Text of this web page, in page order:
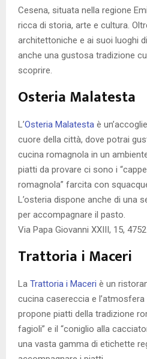
Cesena, situata nella regione
ricca di storia, arte e cultura.
architettoniche e ai suoi luoghi
anche una gustosa tradizione
scoprire.
Osteria Malatesta
L’Osteria Malatesta è
cuore della città, dove potrai
cucina romagnola in un
piatti da provare ci sono i
romagnola” farcita con
L’osteria dispone anche di una
per accompagnare il pasto.
Via Papa Giovanni XXIII, 15,
Trattoria i Maceri
La Trattoria i Maceri è un
cucina casereccia e
propone piatti della tradizione
fagioli” e il “coniglio alla
una vasta gamma di etichette